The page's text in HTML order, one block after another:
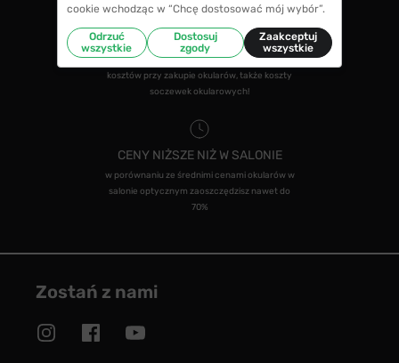
GWARANCJA 100% ZWROTU
jeśli zakup Ci nie odpowiada zwrócimy 100%
kosztów przy zakupie okularów, także koszty
soczewek okularowych!
CENY NIŻSZE NIŻ W SALONIE
w porównaniu ze średnimi cenami okularów w
salonie optycznym zaoszczędzisz nawet do
70%
Zostań z nami
cookie wchodząc w “Chcę dostosować mój wybór”.
Odrzuć
wszystkie
Dostosuj
zgody
Zaakceptuj
wszystkie